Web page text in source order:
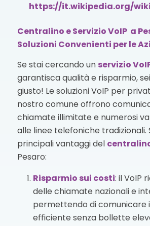
https://it.wikipedia.org/
Centralino e Servizio VoIP a
Soluzioni Convenienti per le
Se stai cercando un servizio
garantisca qualità e risparmio,
giusto! Le soluzioni VoIP per
nostro comune offrono
chiamate illimitate e numerosi
alle linee telefoniche tradizionali.
principali vantaggi del
Pesaro:
Risparmio sui costi: il VoIP
delle chiamate nazionali e
permettendo di comunicare
efficiente senza bollette